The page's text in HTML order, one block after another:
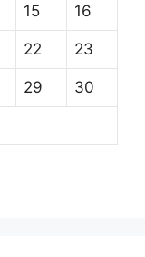
15 16
22 23
29 30